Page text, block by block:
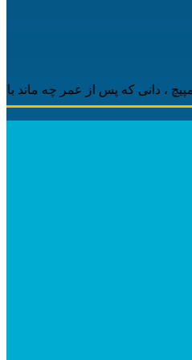
که پس از عمر چه ماند باقی ،